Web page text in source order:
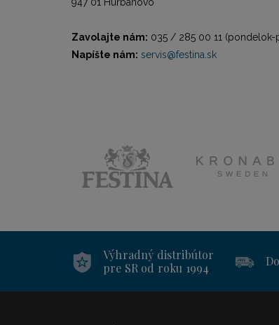
Zavolajte nám: 035 / 285 00 11 (pondelok-
Napíšte nám: servis@festina.sk
Výhradný distribútor
pre SR od roku 1994